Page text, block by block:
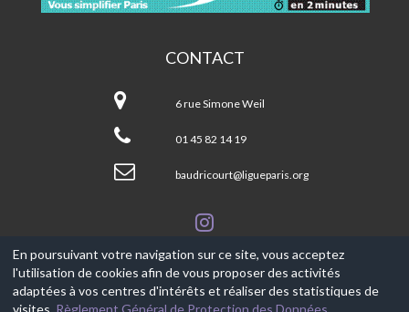
CONTACT
Baudricourt-
Paris
13ème
6 rue Simone Weil
01 45 82 14 19
baudricourt@ligueparis.org
© 2017-2026, Ce site est propulsé par Aniapps.fr
En poursuivant votre navigation sur ce site, vous acceptez
l'utilisation de cookies afin de vous proposer des activités
adaptées à vos centres d'intérêts et réaliser des statistiques de
visites. Règlement Général de Protection des Données